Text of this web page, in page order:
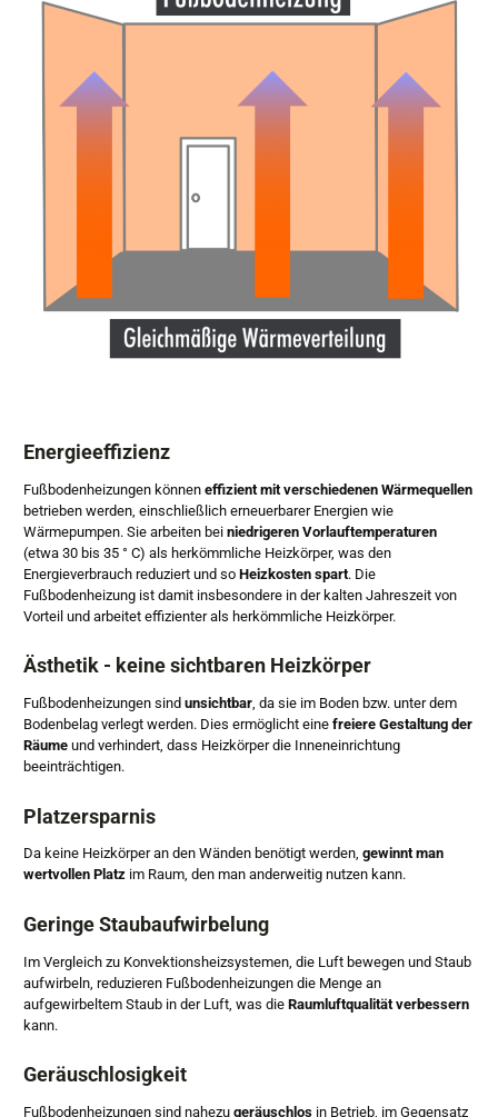
Energieeffizienz
Fußbodenheizungen können effizient mit verschiedenen Wärmequellen
betrieben werden, einschließlich erneuerbarer Energien wie
Wärmepumpen. Sie arbeiten bei niedrigeren Vorlauftemperaturen
(etwa 30 bis 35 ° C) als herkömmliche Heizkörper, was den
Energieverbrauch reduziert und so Heizkosten spart. Die
Fußbodenheizung ist damit insbesondere in der kalten Jahreszeit von
Vorteil und arbeitet effizienter als herkömmliche Heizkörper.
Ästhetik - keine sichtbaren Heizkörper
Fußbodenheizungen sind unsichtbar, da sie im Boden bzw. unter dem
Bodenbelag verlegt werden. Dies ermöglicht eine freiere Gestaltung der
Räume und verhindert, dass Heizkörper die Inneneinrichtung
beeinträchtigen.
Platzersparnis
Da keine Heizkörper an den Wänden benötigt werden, gewinnt man
wertvollen Platz im Raum, den man anderweitig nutzen kann.
Geringe Staubaufwirbelung
Im Vergleich zu Konvektionsheizsystemen, die Luft bewegen und Staub
aufwirbeln, reduzieren Fußbodenheizungen die Menge an
aufgewirbeltem Staub in der Luft, was die Raumluftqualität verbessern
kann.
Geräuschlosigkeit
Fußbodenheizungen sind nahezu geräuschlos in Betrieb, im Gegensatz